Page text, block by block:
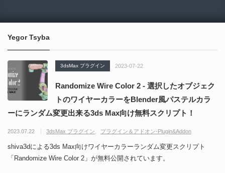
能な伸縮式ライトセ
ーバーの開発メイキ
nderのドキュメン
er向けAIエージェン
CGMatter
Yegor Tsyba
3dsMax プラグイン 2023-07-22
Randomize Wire Color 2 - 選択したオブジェク
トのワイヤーカラーをBlender風パステルカラ
ーにランダム変更出来る3ds Max向け無料スクリプト！
2023.07.22 3dsMax プラグイン プラグイン＆アドオン-Plugin&Addon
shiva3dによる3ds Max向けワイヤーカラーランダム変更スクリプト
「Randomize Wire Color 2」が無料公開されています。